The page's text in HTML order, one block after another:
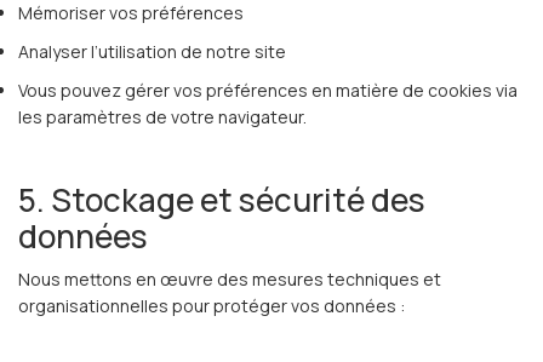
Mémoriser vos préférences
Analyser l’utilisation de notre site
Vous pouvez gérer vos préférences en matière de cookies via
les paramètres de votre navigateur.
5. Stockage et sécurité des
données
Nous mettons en œuvre des mesures techniques et
organisationnelles pour protéger vos données :